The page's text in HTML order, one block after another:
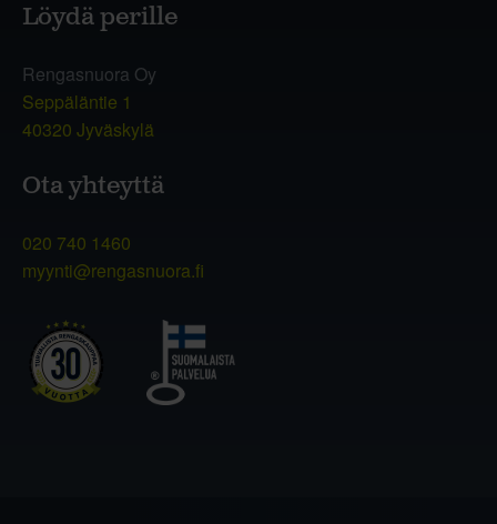
Löydä perille
Rengasnuora Oy
Seppäläntie 1
40320 Jyväskylä
Ota yhteyttä
020 740 1460
myynti@rengasnuora.fi